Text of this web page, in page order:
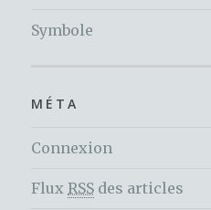
Symbole
MÉTA
Connexion
Flux RSS des articles